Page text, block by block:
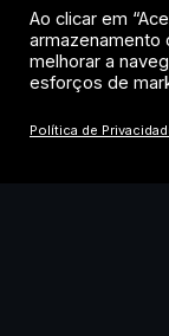
Cada cota
fundo que
de
home
Ao clicar em
armazenamento
melhorar a
esforços de
Política de